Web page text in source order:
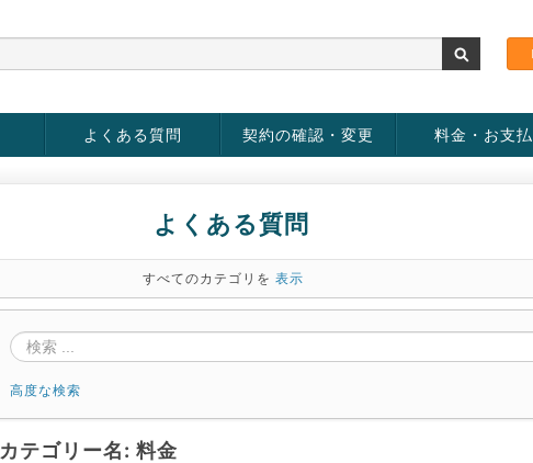
よくある質問 契約の確認・変更 料金・お支払
よくある質問
すべてのカテゴリを 表示
高度な検索
カテゴリー名: 料金